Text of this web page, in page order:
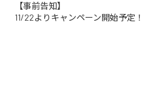
【事前告知】
11/22よりキャンペーン開始予定！